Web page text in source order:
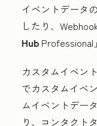
イベントデータ
したり、
Hub Professional
カスタムイベン
でカスタムイベ
ムイベントデー
り、コンタクト